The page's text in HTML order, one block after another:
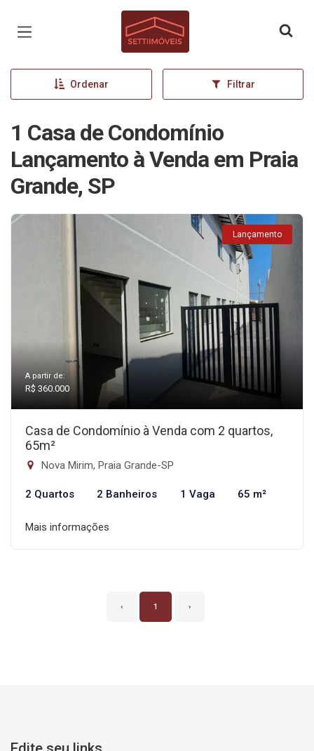
Página inicial
Ordenar Filtrar
1 Casa de Condomínio
Lançamento à Venda em Praia
Grande, SP
Lançamento
A partir de:
R$ 360.000
Casa de Condomínio à Venda com 2 quartos,
65m²
Nova Mirim, Praia Grande-SP
2 Quartos 2 Banheiros 1 Vaga 65 m²
Mais informações
‹ 1 ›